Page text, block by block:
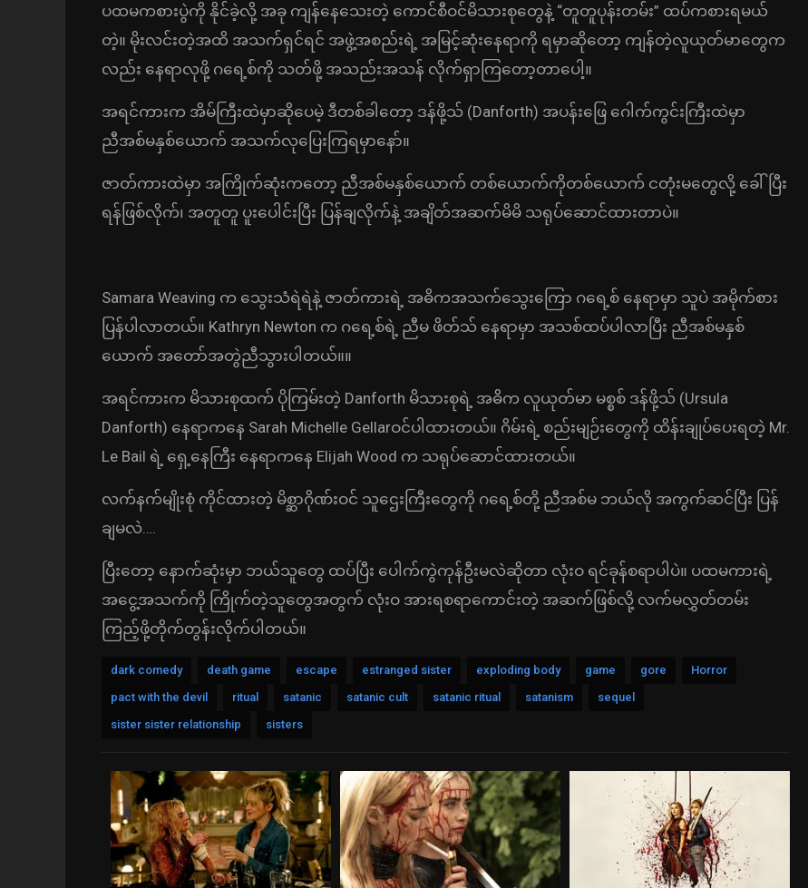
ပထမကစားပွဲကို နိုင်ခဲ့လို့ အခု ကျန်နေသေးတဲ့ ကောင်စီဝင်မိသားစုတွေနဲ့ “တူတူပုန်းတမ်း” ထပ်ကစားရမယ်
တဲ့။ မိုးလင်းတဲ့အထိ အသက်ရှင်ရင် အဖွဲ့အစည်းရဲ့ အမြင့်ဆုံးနေရာကို ရမှာဆိုတော့ ကျန်တဲ့လူယုတ်မာတွေက
လည်း နေရာလုဖို့ ဂရေ့စ်ကို သတ်ဖို့ အသည်းအသန် လိုက်ရှာကြတော့တာပေါ့။
အရင်ကားက အိမ်ကြီးထဲမှာဆိုပေမဲ့ ဒီတစ်ခါတော့ ဒန်ဖို့သ် (Danforth) အပန်းဖြေ ဂေါက်ကွင်းကြီးထဲမှာ
ညီအစ်မနှစ်ယောက် အသက်လုပြေးကြရမှာနော်။
ဇာတ်ကားထဲမှာ အကြိုက်ဆုံးကတော့ ညီအစ်မနှစ်ယောက် တစ်ယောက်ကိုတစ်ယောက် ငတုံးမတွေလို့ ခေါ်ပြီး
ရန်ဖြစ်လိုက်၊ အတူတူ ပူးပေါင်းပြီး ပြန်ချလိုက်နဲ့ အချိတ်အဆက်မိမိ သရုပ်ဆောင်ထားတာပဲ။
Samara Weaving က သွေးသံရဲရဲနဲ့ ဇာတ်ကားရဲ့ အဓိကအသက်သွေးကြော ဂရေ့စ် နေရာမှာ သူပဲ အမိုက်စား
ပြန်ပါလာတယ်။ Kathryn Newton က ဂရေ့စ်ရဲ့ ညီမ ဖိတ်သ် နေရာမှာ အသစ်ထပ်ပါလာပြီး ညီအစ်မနှစ်
ယောက် အတော်အတွဲညီသွားပါတယ်။။
အရင်ကားက မိသားစုထက် ပိုကြမ်းတဲ့ Danforth မိသားစုရဲ့ အဓိက လူယုတ်မာ မစ္စစ် ဒန်ဖို့သ် (Ursula
Danforth) နေရာကနေ Sarah Michelle Gellarဝင်ပါထားတယ်။ ဂိမ်းရဲ့ စည်းမျဉ်းတွေကို ထိန်းချုပ်ပေးရတဲ့ Mr.
Le Bail ရဲ့ ရှေ့နေကြီး နေရာကနေ Elijah Wood က သရုပ်ဆောင်ထားတယ်။
လက်နက်မျိုးစုံ ကိုင်ထားတဲ့ မိစ္ဆာဂိုဏ်းဝင် သူဌေးကြီးတွေကို ဂရေ့စ်တို့ ညီအစ်မ ဘယ်လို အကွက်ဆင်ပြီး ပြန်
ချမလဲ….
ပြီးတော့ နောက်ဆုံးမှာ ဘယ်သူတွေ ထပ်ပြီး ပေါက်ကွဲကုန်ဦးမလဲဆိုတာ လုံးဝ ရင်ခုန်စရာပါပဲ။ ပထမကားရဲ့
အငွေ့အသက်ကို ကြိုက်တဲ့သူတွေအတွက် လုံးဝ အားရစရာကောင်းတဲ့ အဆက်ဖြစ်လို့ လက်မလွှတ်တမ်း
ကြည့်ဖို့တိုက်တွန်းလိုက်ပါတယ်။
dark comedy death game escape estranged sister exploding body game gore
Horror
pact with the devil
ritual satanic satanic cult satanic ritual satanism
sequel
sister sister relationship
sisters